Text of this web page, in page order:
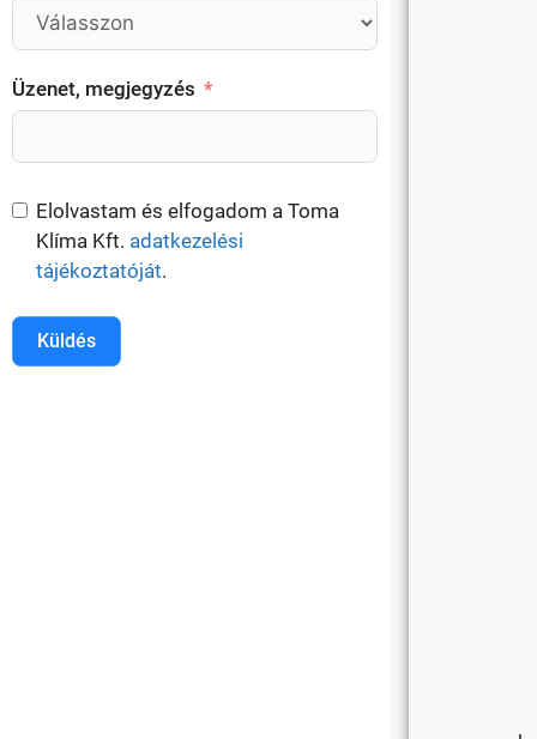
Üzenet, megjegyzés
Elolvastam és elfogadom a Toma
Klíma Kft. adatkezelési
tájékoztatóját.
Küldés